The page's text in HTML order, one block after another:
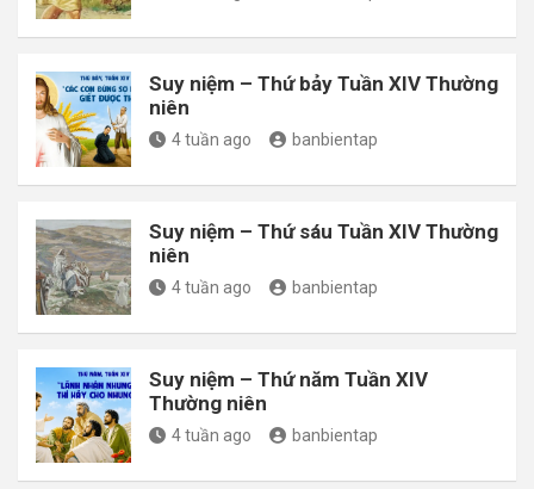
Suy niệm – Thứ bảy Tuần XIV Thường
niên
4 tuần ago banbientap
Suy niệm – Thứ sáu Tuần XIV Thường
niên
4 tuần ago banbientap
Suy niệm – Thứ năm Tuần XIV
Thường niên
4 tuần ago banbientap